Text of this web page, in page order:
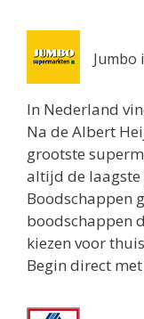
9.7 km
Jumbo
In Nederland
Na de Albert
grootste
altijd de laagste
Boodschappen
boodschappen
kiezen voor
Begin direct